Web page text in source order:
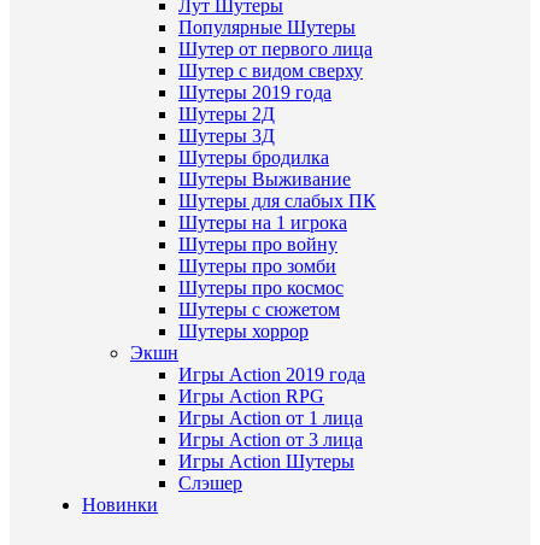
Лут Шутеры
Популярные Шутеры
Шутер от первого лица
Шутер с видом сверху
Шутеры 2019 года
Шутеры 2Д
Шутеры 3Д
Шутеры бродилка
Шутеры Выживание
Шутеры для слабых ПК
Шутеры на 1 игрока
Шутеры про войну
Шутеры про зомби
Шутеры про космос
Шутеры с сюжетом
Шутеры хоррор
Экшн
Игры Action 2019 года
Игры Action RPG
Игры Action от 1 лица
Игры Action от 3 лица
Игры Action Шутеры
Слэшер
Новинки